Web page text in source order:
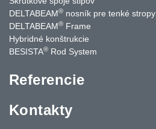
DELTABEAM® nosník pre tenké stropy
DELTABEAM® Frame
Hybridné konštrukcie
BESISTA® Rod System
Referencie
Kontakty